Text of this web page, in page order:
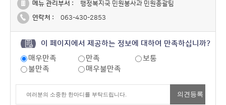
메뉴 관리부서 :
행정복지국 민원봉사과 민원총괄팀
연락처 :
063-430-2853
이 페이지에서 제공하는 정보에 대하여 만족하십니까?
매우만족
만족
보통
불만족
매우불만족